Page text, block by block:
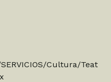
Cultura/Teat